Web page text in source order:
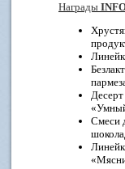
Награды
Смеси